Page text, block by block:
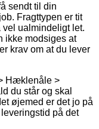
sendt til din
Fragttypen er tit
ualmindeligt let.
ikke modsiges at
krav om at du lever
Hæklenåle >
du står og skal
øjemed er det jo på
på det